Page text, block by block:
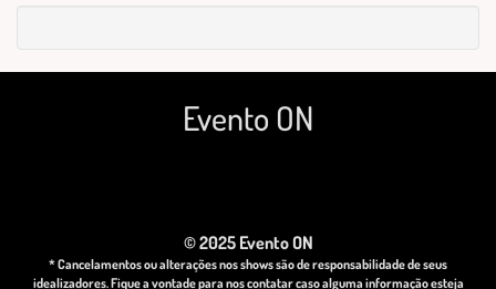
Evento ON
© 2025 Evento ON
* Cancelamentos ou alterações nos shows são de responsabilidade de seus
idealizadores. Fique a vontade para nos contatar caso alguma informação esteja